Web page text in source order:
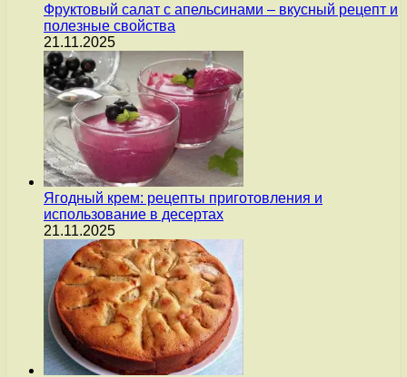
Фруктовый салат с апельсинами – вкусный рецепт и
полезные свойства
21.11.2025
Ягодный крем: рецепты приготовления и
использование в десертах
21.11.2025